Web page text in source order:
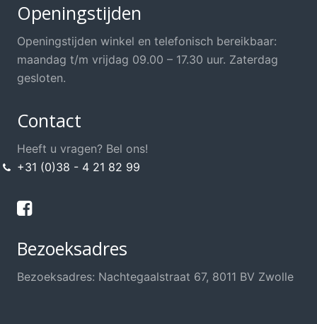
Openingstijden
Openingstijden winkel en telefonisch bereikbaar:
maandag t/m vrijdag 09.00 – 17.30 uur. Zaterdag
gesloten.
Contact
Heeft u vragen? Bel ons!
+31 (0)38 - 4 21 82 99
Bezoeksadres
Bezoeksadres: Nachtegaalstraat 67, 8011 BV Zwolle